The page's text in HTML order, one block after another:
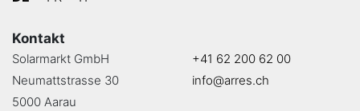
Kontakt
Solarmarkt GmbH
Neumattstrasse 30
5000 Aarau
+41 62 200 62 00
info@arres.ch